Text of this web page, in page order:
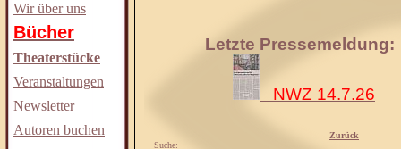
Wir über uns
Bücher
Theaterstücke
Veranstaltungen
Newsletter
Autoren buchen
Letzte Pressemeldung:
NWZ 14.7.26
Suche:
Zurück